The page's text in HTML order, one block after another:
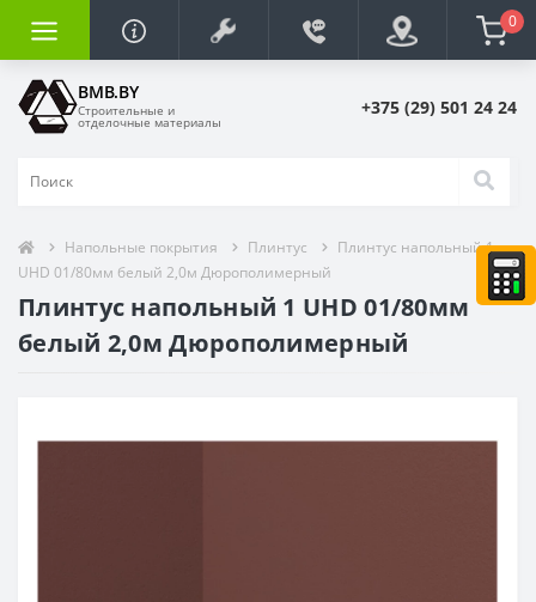
0
BMB.BY
Строительные и
отделочные материалы
+375 (29) 501 24 24
Напольные покрытия Плинтус
Плинтус напольный 1
UHD 01/80мм белый 2,0м Дюрополимерный
Плинтус напольный 1 UHD 01/80мм
белый 2,0м Дюрополимерный